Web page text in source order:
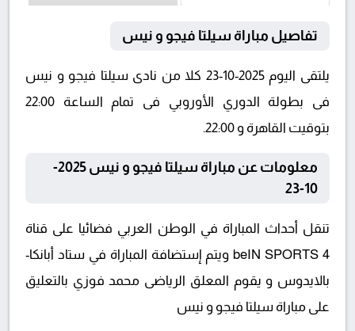
تفاصيل مباراة سيلتا فيجو و نيس
يلتقى اليوم 2025-10-23 كلا من نادى سيلتا فيجو و نيس
فى بطولة الدوري الأوروبي فى تمام الساعة 22:00
بتوقيت القاهرة و 22:00.
معلومات عن مباراة سيلتا فيجو و نيس 2025-
10-23
تنقل أحداث المباراة في الوطن العربي فضائيا على قناة
beIN SPORTS 4 ويتم إستضافة المباراة في ستاد أبانكا-
بالايدوس و يقوم المعلق الرياضى محمد فوزي بالتعليق
على مباراة سيلتا فيجو و نيس